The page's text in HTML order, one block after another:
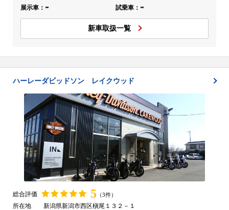
展示車： - 試乗車： -
新車取扱一覧
ハーレーダビッドソン レイクウッド
総合評価 5 （3件）
所在地
新潟県新潟市西区槇尾１３２－１